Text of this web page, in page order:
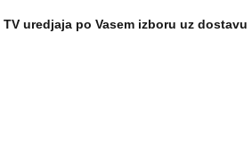
uredjaja po Vasem izboru uz dostavu